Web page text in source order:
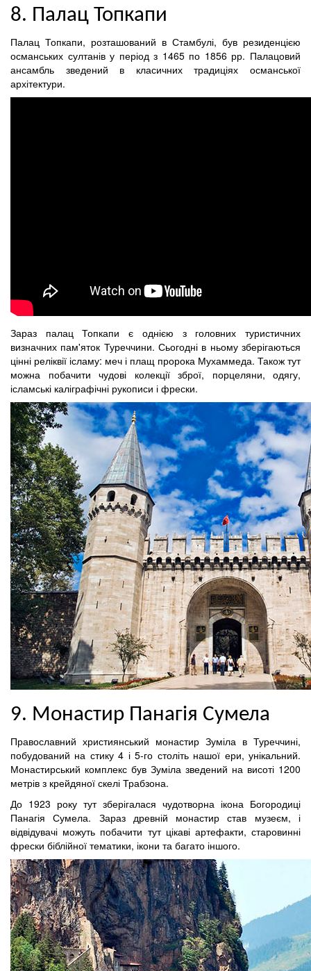
8. Палац Топкапи
Палац Топкапи, розташований в Стамбулі, був резиденцією
османських султанів у період з 1465 по 1856 рр. Палацовий
ансамбль зведений в класичних традиціях османської
архітектури.
Зараз палац Топкапи є однією з головних туристичних
визначних пам'яток Туреччини. Сьогодні в ньому зберігаються
цінні реліквії ісламу: меч і плащ пророка Мухаммеда. Також тут
можна побачити чудові колекції зброї, порцеляни, одягу,
ісламські каліграфічні рукописи і фрески.
9. Монастир Панагія Сумела
Православний християнський монастир Зуміла в Туреччині,
побудований на стику 4 і 5-го століть нашої ери, унікальний.
Монастирський комплекс був Зуміла зведений на висоті 1200
метрів з крейдяної скелі Трабзона.
До 1923 року тут зберігалася чудотворна ікона Богородиці
Панагія Сумела. Зараз древній монастир став музеєм, і
відвідувачі можуть побачити тут цікаві артефакти, старовинні
фрески біблійної тематики, ікони та багато іншого.